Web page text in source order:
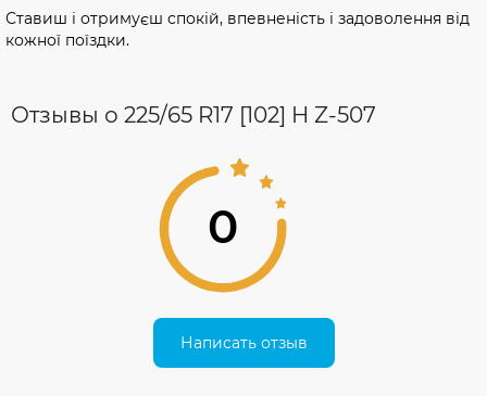
Ставиш і отримуєш спокій, впевненість і задоволення від
кожної поїздки.
Отзывы о 225/65 R17 [102] H Z-507
0
Написать отзыв